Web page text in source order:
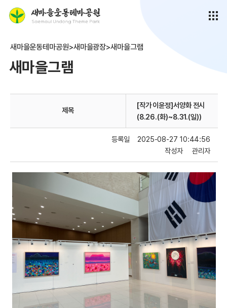
새마을운동테마공원>새마을광장>새마을그램
새마을그램
제목
[작가 이윤정]서양화 전시
(8.26.(화)~8.31.(일))
등록일
2025-08-27 10:44:56
작성자
관리자